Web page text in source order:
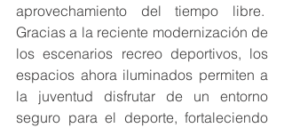
aprovechamiento del tiempo libre.
Gracias a la reciente modernización de
los escenarios recreo deportivos, los
espacios ahora iluminados permiten a
la juventud disfrutar de un entorno
seguro para el deporte, fortaleciendo